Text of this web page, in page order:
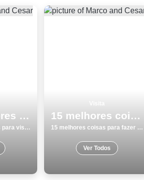
Os 15 melhores locais para visitar em Faro
Os 15 melhores locais para visitar em Faro
15 melhores coisas para fazer em Viana do Castelo no inverno
15 melhores coisas para fazer em Viana do Castelo no inverno
Ver Todos